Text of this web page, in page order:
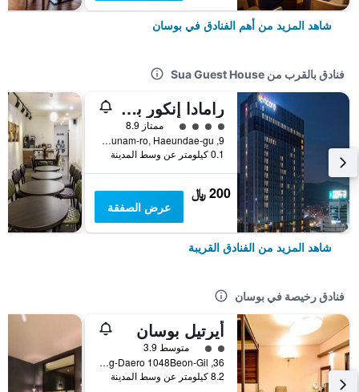
شاهد المزيد من أهم الفنادق في بوسان
فنادق بالقرب من Sua Guest House
رامادا إنكور باي ويندام هايونداي
تقييم فئة 4
ممتاز 8.9
9, Gunam-ro, Haeundae-gu, بوسان, كوريا الجنوبية
0.1 كيلومتر عن وسط المدينة
200 ﷼
عرض الصفقة
شاهد المزيد من الفنادق القريبة
فنادق رخيصة في بوسان
أيرتيل بوسان
تقييم فئة 2متوسط 3.9
36, Nakdong-Daero 1048Beon-Gil, بوسان, كوريا الجنوبية
8.2 كيلومتر عن وسط المدينة